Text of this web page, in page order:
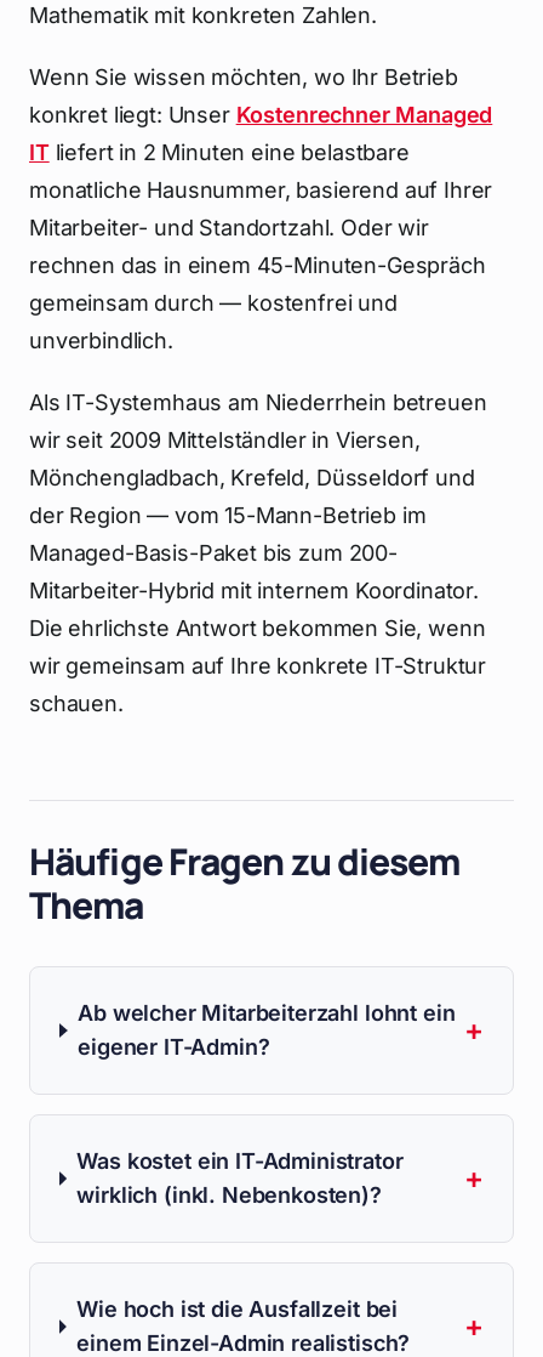
Mathematik mit konkreten Zahlen.
Wenn Sie wissen möchten, wo Ihr Betrieb
konkret liegt: Unser Kostenrechner Managed
ITliefert in 2 Minuten eine belastbare
monatliche Hausnummer, basierend auf Ihrer
Mitarbeiter- und Standortzahl. Oder wir
rechnen das in einem 45-Minuten-Gespräch
gemeinsam durch — kostenfrei und
unverbindlich.
Als IT-Systemhaus am Niederrhein betreuen
wir seit 2009 Mittelständler in Viersen,
Mönchengladbach, Krefeld, Düsseldorf und
der Region — vom 15-Mann-Betrieb im
Managed-Basis-Paket bis zum 200-
Mitarbeiter-Hybrid mit internem Koordinator.
Die ehrlichste Antwort bekommen Sie, wenn
wir gemeinsam auf Ihre konkrete IT-Struktur
schauen.
Häufige Fragen zu diesem
Thema
Ab welcher Mitarbeiterzahl lohnt ein
eigener IT-Admin?
+
Was kostet ein IT-Administrator
wirklich (inkl. Nebenkosten)?
+
Wie hoch ist die Ausfallzeit bei
einem Einzel-Admin realistisch?
+